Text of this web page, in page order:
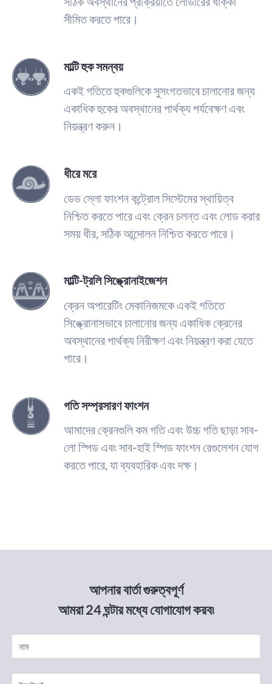
সীমিত করতে পারে।
মাল্টি হুক সমন্বয়
একই গতিতে হুকগুলিকে সুসংগতভাবে চালানোর জন্য
একাধিক হুকের অবস্থানের পার্থক্য পর্যবেক্ষণ এবং
নিয়ন্ত্রণ করুন।
ধীরে মরে
ডেড স্লো ফাংশন কন্ট্রোল সিস্টেমের স্থায়িত্ব
নিশ্চিত করতে পারে এবং ক্রেন চলন্ত এবং লোড করার
সময় ধীর, সঠিক আন্দোলন নিশ্চিত করতে পারে।
মাল্টি-ট্রলি সিঙ্ক্রোনাইজেশন
ক্রেন অপারেটিং মেকানিজমকে একই গতিতে
সিঙ্ক্রোনাসভাবে চালানোর জন্য একাধিক ক্রেনের
অবস্থানের পার্থক্য নিরীক্ষণ এবং নিয়ন্ত্রণ করা যেতে
পারে।
গতি সম্প্রসারণ ফাংশন
আমাদের ক্রেনগুলি কম গতি এবং উচ্চ গতি ছাড়া সাব-
লো স্পিড এবং সাব-হাই স্পিড ফাংশন রেগুলেশন যোগ
করতে পারে, যা ব্যবহারিক এবং দক্ষ।
আপনার বার্তা গুরুত্বপূর্ণ
আমরা 24 ঘন্টার মধ্যে যোগাযোগ করব৷